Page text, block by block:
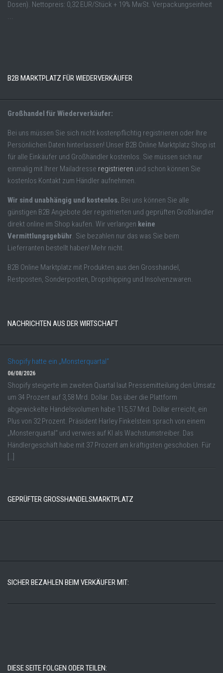
Dosen). Nettopreis: 0,32 EUR/Stück + 19% MwSt. Verpackungseinheit
...
B2B MARKTPLATZ FÜR WIEDERVERKÄUFER
Großhandel für Wiederverkäufer:
Bei uns müssen Sie sich nicht kostenpflichtig registrieren oder Ihre
Persönlichen Daten hinterlassen! Unser B2B Online Marktplatz Shop ist
für alle Einkäufer und Großhändler kostenlos. Sie müssen sich nur
einmalig mit Ihrer Mailadresse registrieren und schon können Sie
kostenlos Kontakt zum Händler aufnehmen.
Wir sind unabhängig und kostenlos. Bei uns können Sie alle
günstigen B2B Angebote der registrierten und geprüften Großhändler
direkt online im Shop kaufen. Wir verlangen keine
Vermittlungsgebühr. Sie bezahlen nur das was Sie beim
Lieferranten bestellt haben! Mehr nicht.
B2B Online Marktplatz mit Produkten aus den Grosshandel,
Restposten, Sonderposten, Dropshipping und Insolvenzwaren.
NACHRICHTEN AUS DER WIRTSCHAFT
Shopify hatte ein „Monsterquartal“
06/08/2026
Shopify steigerte im zweiten Quartal laut Pressemitteilung den Umsatz
um 34 Prozent auf 3,58 Mrd. Dollar. Das über die Plattform
abgewickelte Handelsvolumen habe 115,57 Mrd. Dollar erreicht, ein
Plus von 32 Prozent. Präsident Harley Finkelstein sprach von einem
„Monsterquartal“ und verwies auf KI als Wachstumstreiber. Das
Händlergeschäft habe mit 37 Prozent am kräftigsten geschoben. Für
[…]
GEPRÜFTER GROSSHANDELSMARKTPLATZ
SICHER BEZAHLEN BEIM VERKÄUFER MIT:
DIESE SEITE FOLGEN ODER TEILEN: